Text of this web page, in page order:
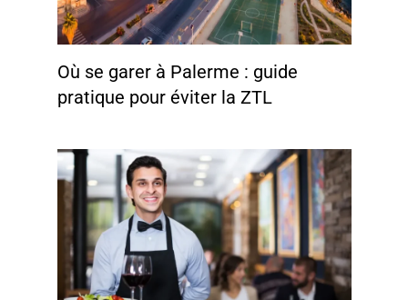
Où se garer à Palerme : guide
pratique pour éviter la ZTL